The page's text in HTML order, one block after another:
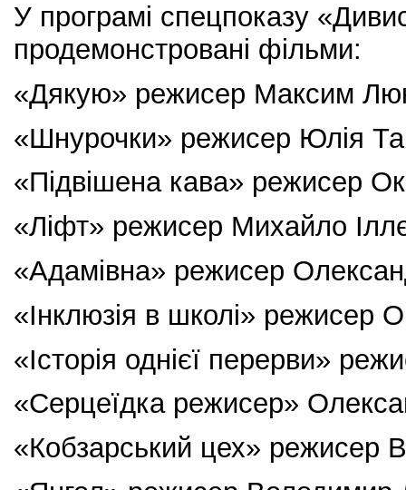
У програмі спецпоказу
продемонстровані фільми:
«Дякую» режисер Максим
«Шнурочки» режисер Юлія
«Підвішена кава» режисер
«Ліфт» режисер Михайло
«Адамівна» режисер
«Інклюзія в школі» режисер
«Історія однієї перерви»
«Серцеїдка режисер»
«Кобзарський цех» режисер